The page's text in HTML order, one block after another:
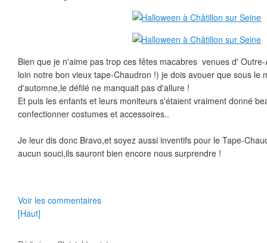
Bien que je n'aime pas trop ces fêtes macabres venues d'
loin notre bon vieux tape-Chaudron !) je dois avouer que sous le
d'automne,le défilé ne manquait pas d'allure !
Et puis les enfants et leurs moniteurs s'étaient vraiment donné
confectionner costumes et accessoires..
Je leur dis donc Bravo,et soyez aussi inventifs pour le Tape-
aucun souci,ils sauront bien encore nous surprendre !
Voir les commentaires
[Haut]